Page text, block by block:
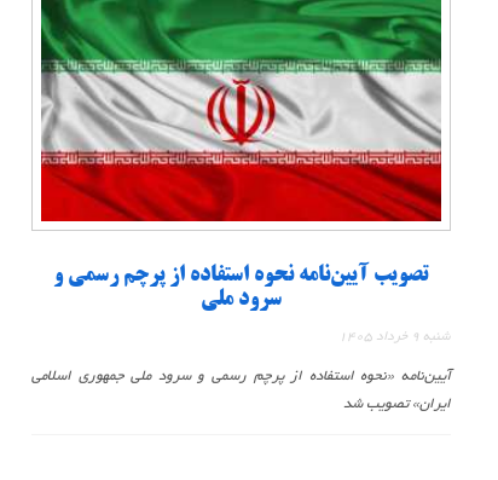
تصویب آیین‌نامه نحوه استفاده از پرچم رسمی و
سرود ملی
شنبه 9 خرداد 1405
آیین‌نامه «نحوه استفاده از پرچم رسمی و سرود ملی جمهوری اسلامی
ایران» تصویب شد